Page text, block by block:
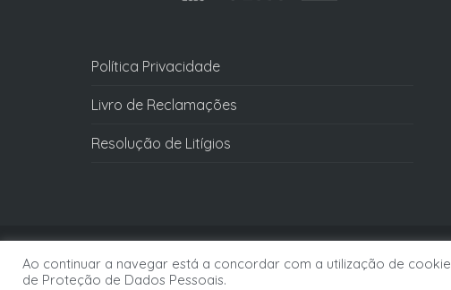
Política Privacidade
Livro de Reclamações
Resolução de Litígios
©
Ao continuar a navegar está a concordar com a utilização de
de Proteção de Dados Pessoais.